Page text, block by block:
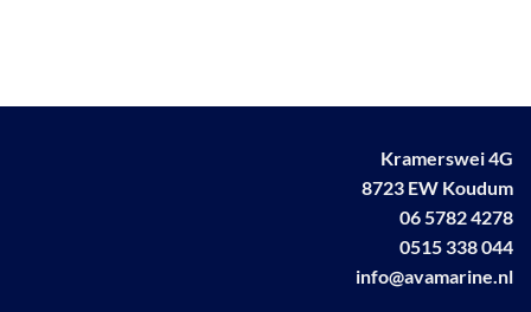
productpagina
Kramerswei 4G
8723 EW Koudum
06 5782 4278
0515 338 044
info@avamarine.nl